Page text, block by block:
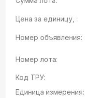
Цена за единицу, :
Номер объявления:
Номер лота:
Код ТРУ:
Единица измерения: